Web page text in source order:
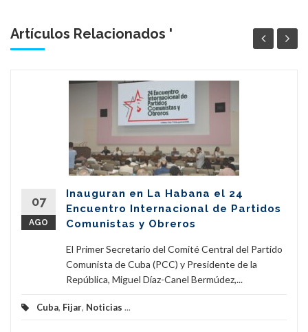
Artículos Relacionados '
07
AGO
Inauguran en La Habana el 24
Encuentro Internacional de Partidos
Comunistas y Obreros
El Primer Secretario del Comité Central del Partido
Comunista de Cuba (PCC) y Presidente de la
República, Miguel Díaz-Canel Bermúdez,...
Cuba, Fijar, Noticias ...